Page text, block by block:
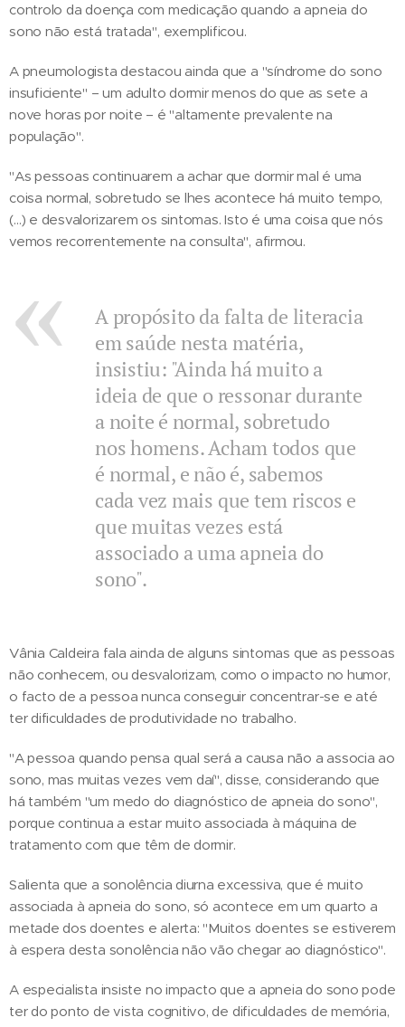
controlo da doença com medicação quando a apneia do
sono não está tratada", exemplificou.
A pneumologista destacou ainda que a "síndrome do sono
insuficiente" – um adulto dormir menos do que as sete a
nove horas por noite – é "altamente prevalente na
população".
"As pessoas continuarem a achar que dormir mal é uma
coisa normal, sobretudo se lhes acontece há muito tempo,
(…) e desvalorizarem os sintomas. Isto é uma coisa que nós
vemos recorrentemente na consulta", afirmou.
A propósito da falta de literacia
em saúde nesta matéria,
insistiu: "Ainda há muito a
ideia de que o ressonar durante
a noite é normal, sobretudo
nos homens. Acham todos que
é normal, e não é, sabemos
cada vez mais que tem riscos e
que muitas vezes está
associado a uma apneia do
sono".
Vânia Caldeira fala ainda de alguns sintomas que as pessoas
não conhecem, ou desvalorizam, como o impacto no humor,
o facto de a pessoa nunca conseguir concentrar-se e até
ter dificuldades de produtividade no trabalho.
"A pessoa quando pensa qual será a causa não a associa ao
sono, mas muitas vezes vem daí", disse, considerando que
há também "um medo do diagnóstico de apneia do sono",
porque continua a estar muito associada à máquina de
tratamento com que têm de dormir.
Salienta que a sonolência diurna excessiva, que é muito
associada à apneia do sono, só acontece em um quarto a
metade dos doentes e alerta: "Muitos doentes se estiverem
à espera desta sonolência não vão chegar ao diagnóstico".
A especialista insiste no impacto que a apneia do sono pode
ter do ponto de vista cognitivo, de dificuldades de memória,